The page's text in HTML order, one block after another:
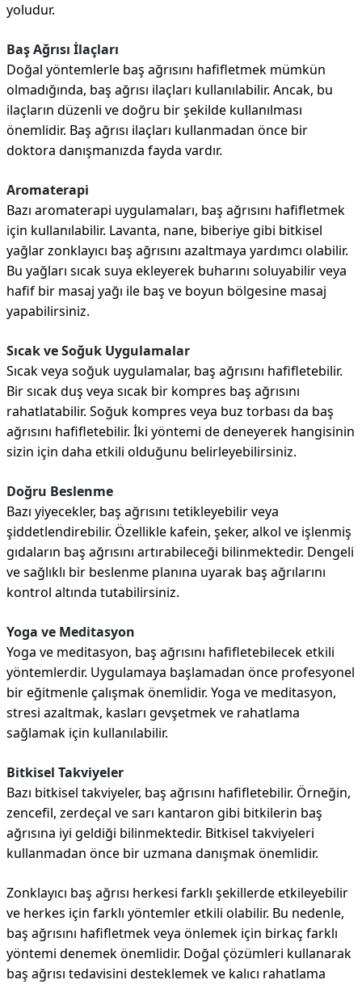
yoludur.
Baş Ağrısı İlaçları
Doğal yöntemlerle baş ağrısını hafifletmek mümkün
olmadığında, baş ağrısı ilaçları kullanılabilir. Ancak, bu
ilaçların düzenli ve doğru bir şekilde kullanılması
önemlidir. Baş ağrısı ilaçları kullanmadan önce bir
doktora danışmanızda fayda vardır.
Aromaterapi
Bazı aromaterapi uygulamaları, baş ağrısını hafifletmek
için kullanılabilir. Lavanta, nane, biberiye gibi bitkisel
yağlar zonklayıcı baş ağrısını azaltmaya yardımcı olabilir.
Bu yağları sıcak suya ekleyerek buharını soluyabilir veya
hafif bir masaj yağı ile baş ve boyun bölgesine masaj
yapabilirsiniz.
Sıcak ve Soğuk Uygulamalar
Sıcak veya soğuk uygulamalar, baş ağrısını hafifletebilir.
Bir sıcak duş veya sıcak bir kompres baş ağrısını
rahatlatabilir. Soğuk kompres veya buz torbası da baş
ağrısını hafifletebilir. İki yöntemi de deneyerek hangisinin
sizin için daha etkili olduğunu belirleyebilirsiniz.
Doğru Beslenme
Bazı yiyecekler, baş ağrısını tetikleyebilir veya
şiddetlendirebilir. Özellikle kafein, şeker, alkol ve işlenmiş
gıdaların baş ağrısını artırabileceği bilinmektedir. Dengeli
ve sağlıklı bir beslenme planına uyarak baş ağrılarını
kontrol altında tutabilirsiniz.
Yoga ve Meditasyon
Yoga ve meditasyon, baş ağrısını hafifletebilecek etkili
yöntemlerdir. Uygulamaya başlamadan önce profesyonel
bir eğitmenle çalışmak önemlidir. Yoga ve meditasyon,
stresi azaltmak, kasları gevşetmek ve rahatlama
sağlamak için kullanılabilir.
Bitkisel Takviyeler
Bazı bitkisel takviyeler, baş ağrısını hafifletebilir. Örneğin,
zencefil, zerdeçal ve sarı kantaron gibi bitkilerin baş
ağrısına iyi geldiği bilinmektedir. Bitkisel takviyeleri
kullanmadan önce bir uzmana danışmak önemlidir.
Zonklayıcı baş ağrısı herkesi farklı şekillerde etkileyebilir
ve herkes için farklı yöntemler etkili olabilir. Bu nedenle,
baş ağrısını hafifletmek veya önlemek için birkaç farklı
yöntemi denemek önemlidir. Doğal çözümleri kullanarak
baş ağrısı tedavisini desteklemek ve kalıcı rahatlama